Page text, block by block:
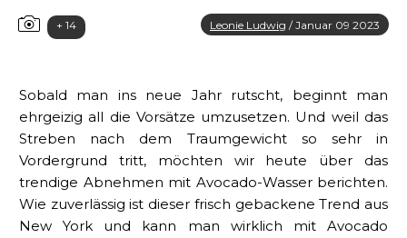
+ 14 Leonie Ludwig /Januar 09 2023
Sobald man ins neue Jahr rutscht, beginnt man
ehrgeizig all die Vorsätze umzusetzen. Und weil das
Streben nach dem Traumgewicht so sehr in
Vordergrund tritt, möchten wir heute über das
trendige Abnehmen mit Avocado-Wasser berichten.
Wie zuverlässig ist dieser frisch gebackene Trend aus
New York und kann man wirklich mit Avocado